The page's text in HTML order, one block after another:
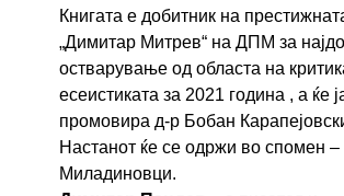
Книгата е добитник на
„Димитар Митрев“ на ДПМ за
остварување од областа на
есеистиката за 2021 година , а ќе
промовира д-р Бобан
Настанот ќе се одржи во спомен
Миладиновци.